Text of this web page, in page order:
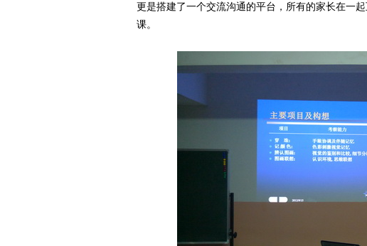
更是搭建了一个交流沟通的平台，所有的家长在一
课。